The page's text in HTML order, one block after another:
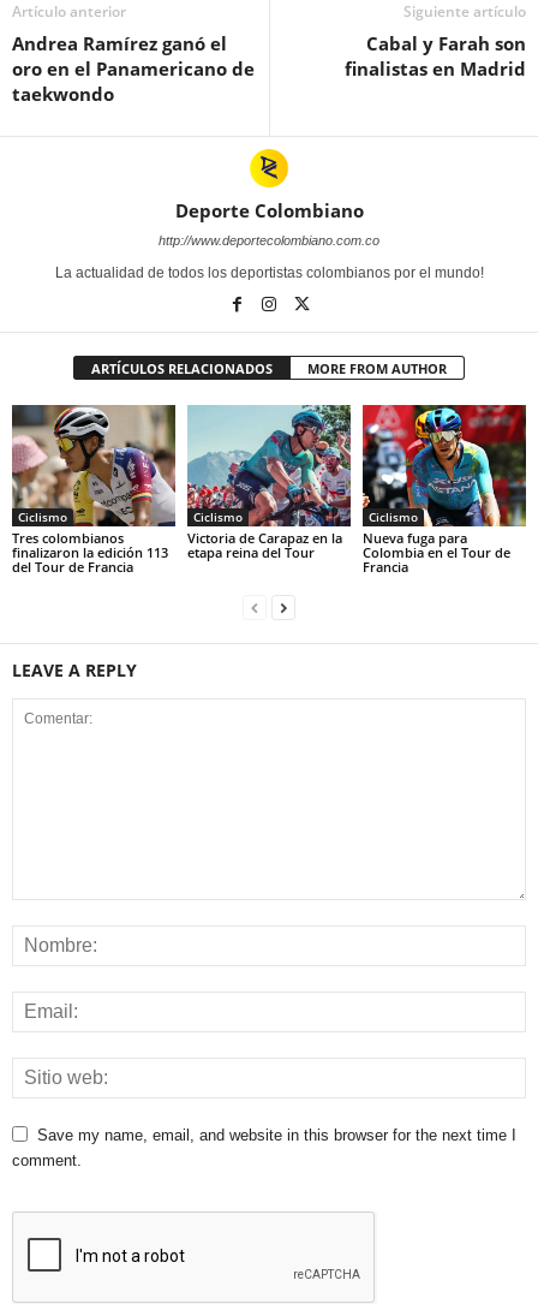
Artículo anterior
Andrea Ramírez ganó el
oro en el Panamericano de
taekwondo
Siguiente artículo
Cabal y Farah son
finalistas en Madrid
Deporte Colombiano
http://www.deportecolombiano.com.co
La actualidad de todos los deportistas colombianos por el mundo!
ARTÍCULOS RELACIONADOS MORE FROM AUTHOR
Ciclismo
Tres colombianos
finalizaron la edición 113
del Tour de Francia
Ciclismo
Victoria de Carapaz en la
etapa reina del Tour
Ciclismo
Nueva fuga para
Colombia en el Tour de
Francia
LEAVE A REPLY
Save my name, email, and website in this browser for the next time I
comment.